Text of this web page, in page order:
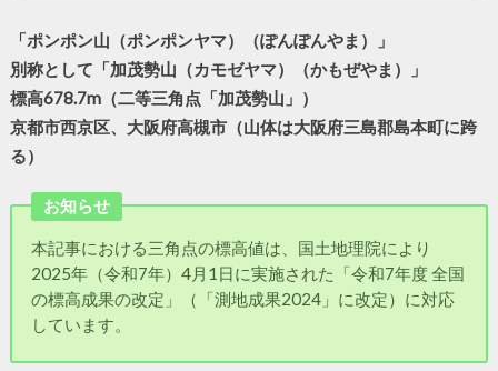
「ポンポン山（ポンポンヤマ）（ぽんぽんやま）」
別称として「加茂勢山（カモゼヤマ）（かもぜやま）」
標高678.7m（二等三角点「加茂勢山」）
京都市西京区、大阪府高槻市（山体は大阪府三島郡島本町に跨
る）
お知らせ
本記事における三角点の標高値は、国土地理院により
2025年（令和7年）4月1日に実施された「令和7年度 全国
の標高成果の改定」（「測地成果2024」に改定）に対応
しています。